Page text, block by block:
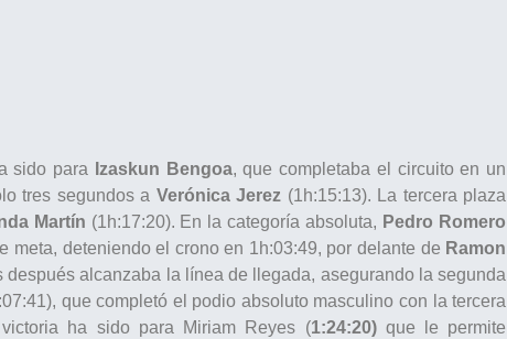
sido para Izaskun Bengoa, que completaba el circuito en un
tres segundos a Verónica Jerez (1h:15:13). La tercera plaza
Martín (1h:17:20). En la categoría absoluta, Pedro Romero
meta, deteniendo el crono en 1h:03:49, por delante de Ramon
después alcanzaba la línea de llegada, asegurando la segunda
que completó el podio absoluto masculino con la tercera
ha sido para Miriam Reyes (1:24:20) que le permite